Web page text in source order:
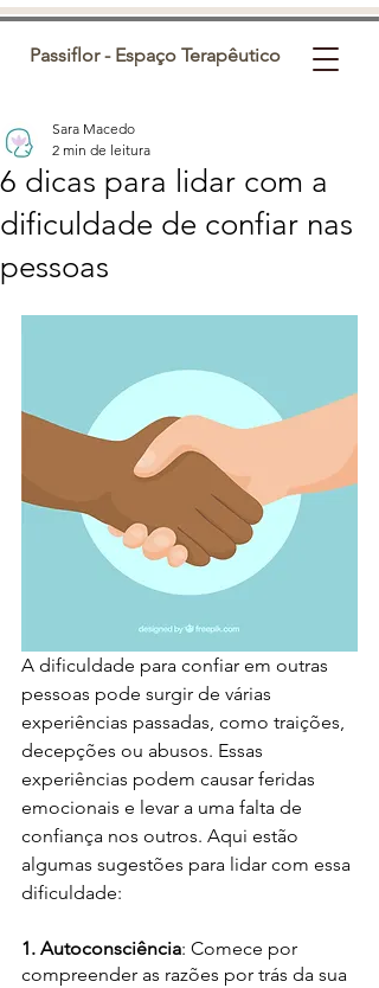
Passiflor - Espaço Terapêutico
6 dicas para lidar com a
dificuldade de confiar nas
pessoas
Sara Macedo
2 min de leitura
A dificuldade para confiar em outras
pessoas pode surgir de várias
experiências passadas, como traições,
decepções ou abusos. Essas
experiências podem causar feridas
emocionais e levar a uma falta de
confiança nos outros. Aqui estão
algumas sugestões para lidar com essa
dificuldade:
1. Autoconsciência: Comece por
compreender as razões por trás da sua